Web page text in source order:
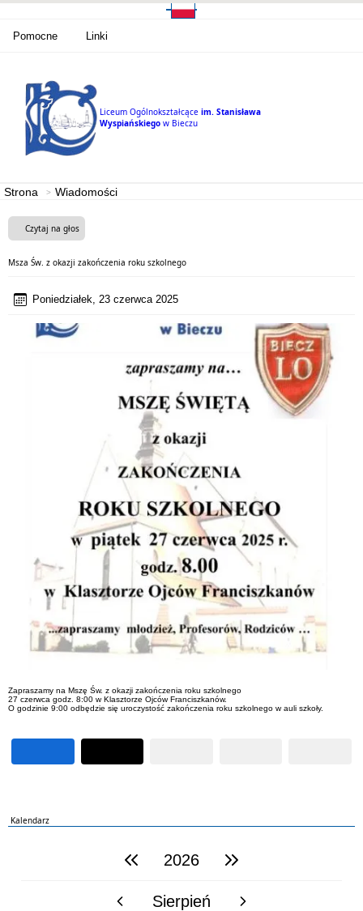
Pomocne Linki
Liceum Ogólnokształcące im. Stanisława
Wyspiańskiego w Bieczu
Strona Wiadomości
Czytaj na głos
Msza Św. z okazji zakończenia roku szkolnego
Poniedziałek, 23 czerwca 2025
Zapraszamy na Mszę Św. z okazji zakończenia roku szkolnego
27 czerwca godz. 8:00 w Klasztorze Ojców Franciszkanów.
O godzinie 9:00 odbędzie się uroczystość zakończenia roku szkolnego w auli szkoły.
Kalendarz
poprzedni rok2026 następny rok
poprzedni miesiącSierpień następny miesiąc